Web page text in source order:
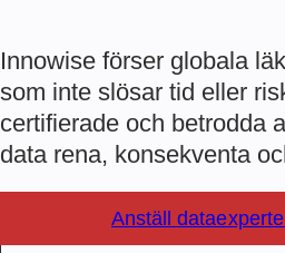
Innowise förser globala
som inte slösar tid eller
certifierade och betrodda
data rena, konsekventa
Anställ